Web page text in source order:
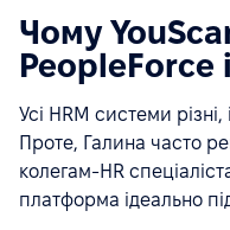
Чому
PeopleForce
Усі HRM системи різні,
Проте, Галина часто
колегам-HR
платформа ідеально